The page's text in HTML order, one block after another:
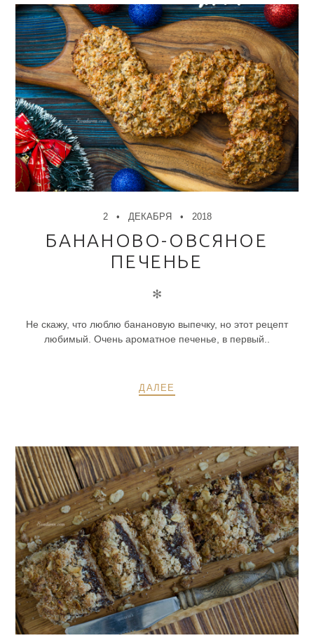
2 ДЕКАБРЯ 2018
БАНАНОВО-ОВСЯНОЕ
ПЕЧЕНЬЕ
✻
Не скажу, что люблю банановую выпечку, но этот рецепт
любимый. Очень ароматное печенье, в первый..
ДАЛЕЕ